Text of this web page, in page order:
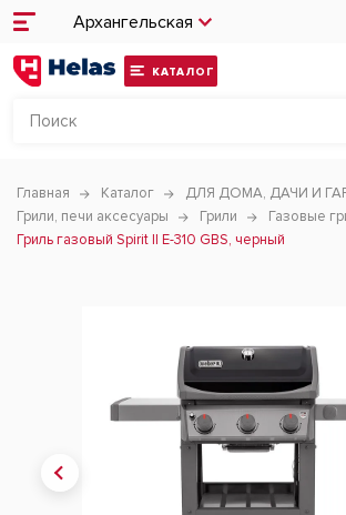
Архангельская
КАТАЛОГ
Главная Каталог
ДЛЯ ДОМА, ДАЧИ И
Грили, печи аксесуары
Грили Газовые
Гриль газовый Spirit II E-310 GBS, черный